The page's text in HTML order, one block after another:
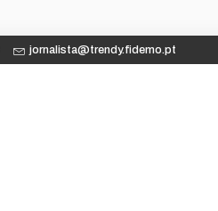
jornalista@trendy.fidemo.pt